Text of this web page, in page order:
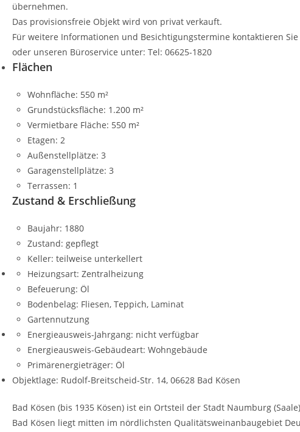
übernehmen.
Das provisionsfreie Objekt wird von privat verkauft.
Für weitere Informationen und Besichtigungstermine kontaktieren
oder unseren Büroservice unter: Tel: 06625-1820
Flächen
Wohnfläche: 550 m²
Grundstücksfläche: 1.200 m²
Vermietbare Fläche: 550 m²
Etagen: 2
Außenstellplätze: 3
Garagenstellplätze: 3
Terrassen: 1
Zustand & Erschließung
Baujahr: 1880
Zustand: gepflegt
Keller: teilweise unterkellert
Heizungsart: Zentralheizung
Befeuerung: Öl
Bodenbelag: Fliesen, Teppich, Laminat
Gartennutzung
Energieausweis-Jahrgang: nicht verfügbar
Energieausweis-Gebäudeart: Wohngebäude
Primärenergieträger: Öl
Objektlage: Rudolf-Breitscheid-Str. 14, 06628 Bad Kösen
Bad Kösen (bis 1935 Kösen) ist ein Ortsteil der Stadt Naumburg
Bad Kösen liegt mitten im nördlichsten Qualitätsweinanbaugebiet